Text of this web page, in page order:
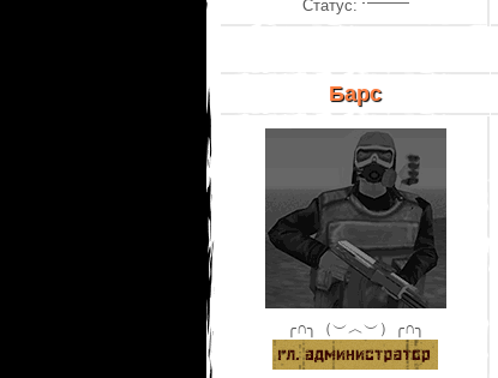
Статус:
Барс
╭∩╮（︶︿︶）╭∩╮